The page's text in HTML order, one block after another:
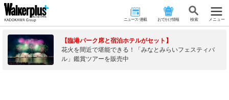
ニュース･連載 おでかけ情報 検 索 メニュー
【臨港パーク席と宿泊ホテルがセット】
花火を間近で堪能できる！「みなとみらいフェスティバ
ル」鑑賞ツアーを販売中